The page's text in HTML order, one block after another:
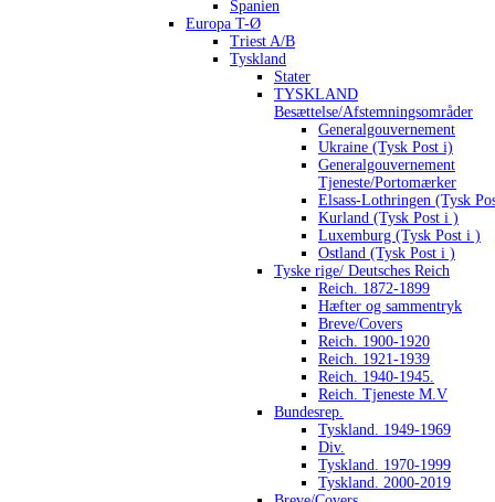
Spanien
Europa T-Ø
Triest A/B
Tyskland
Stater
TYSKLAND
Besættelse/Afstemningsområder
Generalgouvernement
Ukraine (Tysk Post i)
Generalgouvernement
Tjeneste/Portomærker
Elsass-Lothringen (Tysk
Kurland (Tysk Post i )
Luxemburg (Tysk Post i )
Ostland (Tysk Post i )
Tyske rige/ Deutsches Reich
Reich. 1872-1899
Hæfter og sammentryk
Breve/Covers
Reich. 1900-1920
Reich. 1921-1939
Reich. 1940-1945.
Reich. Tjeneste M.V
Bundesrep.
Tyskland. 1949-1969
Div.
Tyskland. 1970-1999
Tyskland. 2000-2019